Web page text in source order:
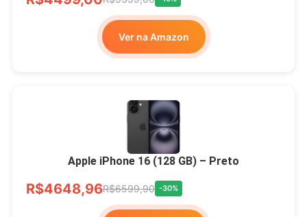
Ver na Amazon
Apple iPhone 16 (128 GB) – Preto
R$4648,96R$6599,90 -30%